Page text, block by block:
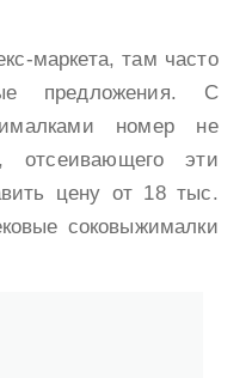
маркета, там часто
предложения. С
номер не
отсеивающего эти
цену от 18 тыс.
соковыжималки